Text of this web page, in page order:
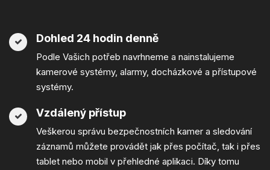
Dohled 24 hodin denně
Podle Vašich potřeb navrhneme a nainstalujeme
kamerové systémy, alarmy, docházkové a přístupové
systémy.
Vzdálený přístup
Veškerou správu bezpečnostních kamer a sledování
záznamů můžete provádět jak přes počítač, tak i přes
tablet nebo mobil v přehledné aplikaci. Díky tomu